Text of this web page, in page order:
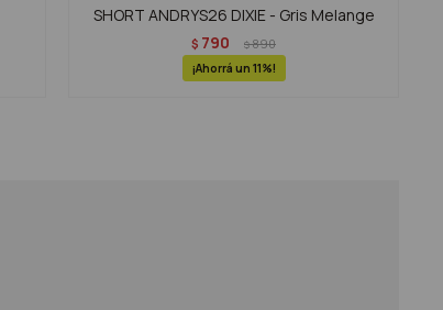
SHORT ANDRYS26 DIXIE - Gris Melange
$ 790 $890
11